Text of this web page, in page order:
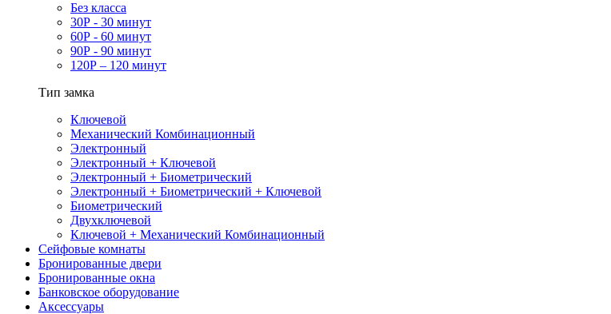
Без класса
30Р - 30 минут
60Р - 60 минут
90Р - 90 минут
120Р – 120 минут
Тип замка
Ключевой
Механический Комбинационный
Электронный
Электронный + Ключевой
Электронный + Биометрический
Электронный + Биометрический + Ключевой
Биометрический
Двухключевой
Ключевой + Механический Комбинационный
Сейфовые комнаты
Бронированные двери
Бронированные окна
Банковское оборудование
Аксессуары